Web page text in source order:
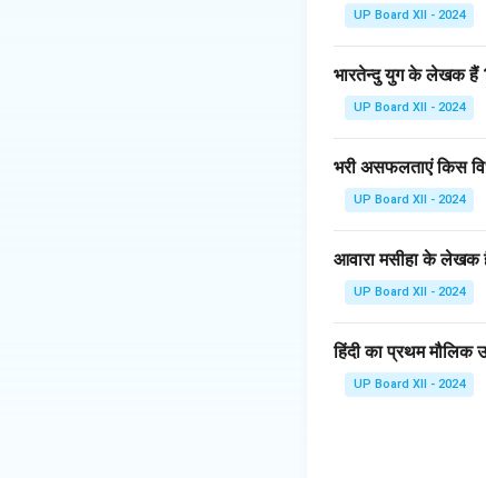
UP Board XII - 2024
भारतेन्दु युग के लेखक हैं
UP Board XII - 2024
भरी असफलताएं किस
UP Board XII - 2024
आवारा मसीहा के लेखक
UP Board XII - 2024
हिंदी का प्रथम मौलिक
UP Board XII - 2024